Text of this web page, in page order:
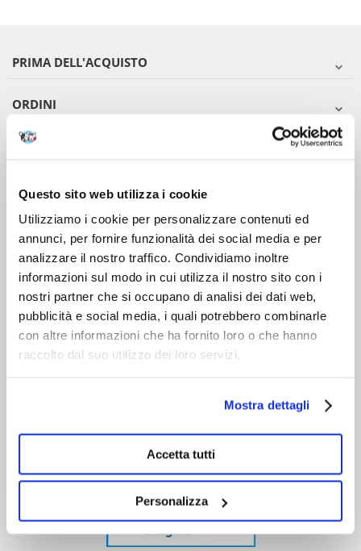
Questo sito web utilizza i cookie
Utilizziamo i cookie per personalizzare contenuti ed
annunci, per fornire funzionalità dei social media e per
analizzare il nostro traffico. Condividiamo inoltre
informazioni sul modo in cui utilizza il nostro sito con i
nostri partner che si occupano di analisi dei dati web,
pubblicità e social media, i quali potrebbero combinarle
con altre informazioni che ha fornito loro o che hanno
raccolto dal suo utilizzo dei loro servizi.
Mostra dettagli
Accetta tutti
Personalizza
PRIMA DELL'ACQUISTO
ORDINI
DOPO L'ACQUISTO
VIENI A CONOSCERCI